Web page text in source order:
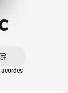
acordes